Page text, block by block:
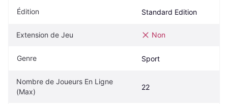
Édition Standard Edition
Extension de Jeu Non
Genre Sport
Nombre de Joueurs En Ligne
(Max)
22